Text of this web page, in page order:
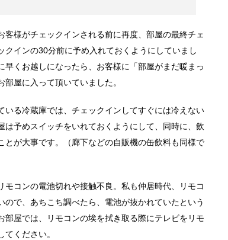
客様がチェックインされる前に再度、部屋の最終チェ
クインの30分前に予め入れておくようにしていまし
早くお越しになったら、お客様に「部屋がまだ暖まっ
屋に入って頂いていました。
いる冷蔵庫では、チェックインしてすぐには冷えない
は予めスイッチをいれておくようにして、同時に、飲
とが大事です。（廊下などの自販機の缶飲料も同様で
モコンの電池切れや接触不良。私も仲居時代、リモコ
ので、あちこち調べたら、電池が抜かれていたという
屋では、リモコンの埃を拭き取る際にテレビをリモ
ください。